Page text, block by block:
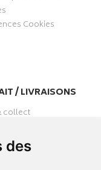
des
Cookies
/ LIVRAISONS
collect